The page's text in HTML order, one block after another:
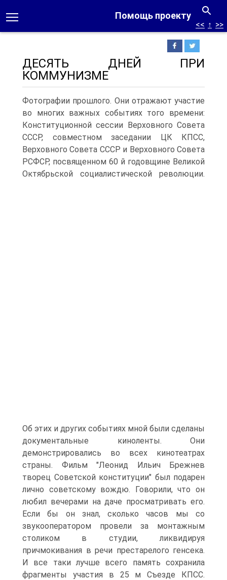
Помощь проекту
<< ↑ >>
ДЕСЯТЬ ДНЕЙ ПРИ
КОММУНИЗМЕ
Фотографии прошлого. Они отражают участие
во многих важных событиях того времени:
Конституционной сессии Верховного Совета
СССР, совместном заседании ЦК КПСС,
Верховного Совета СССР и Верховного Совета
РСФСР, посвященном 60 й годовщине Великой
Октябрьской социалистической революции.
Об этих и других событиях мной были сделаны
документальные киноленты. Они
демонстрировались во всех кинотеатрах
страны. Фильм "Леонид Ильич Брежнев
творец Советской конституции" был подарен
лично советскому вождю. Говорили, что он
любил вечерами на даче просматривать его.
Если бы он знал, сколько часов мы со
звукооператором провели за монтажным
столиком в студии, ликвидируя
причмокивания в речи престарелого генсека.
И все таки лучше всего память сохранила
фрагменты участия в 25 м Съезде КПСС.